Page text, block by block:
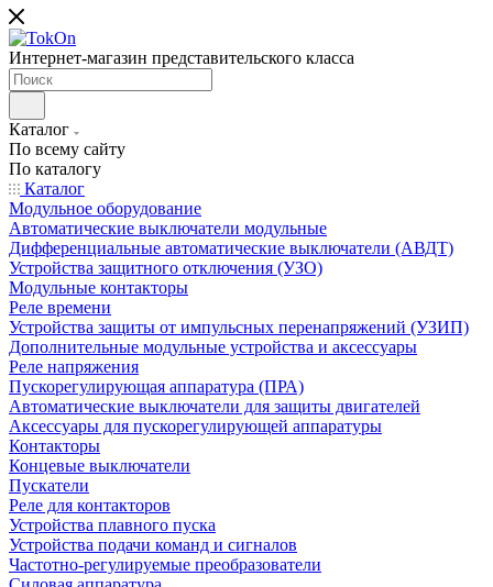
Интернет-магазин представительского класса
Каталог
По всему сайту
По каталогу
Каталог
Модульное оборудование
Автоматические выключатели модульные
Дифференциальные автоматические выключатели (АВДТ)
Устройства защитного отключения (УЗО)
Модульные контакторы
Реле времени
Устройства защиты от импульсных перенапряжений (УЗИП)
Дополнительные модульные устройства и аксессуары
Реле напряжения
Пускорегулирующая аппаратура (ПРА)
Автоматические выключатели для защиты двигателей
Аксессуары для пускорегулирующей аппаратуры
Контакторы
Концевые выключатели
Пускатели
Реле для контакторов
Устройства плавного пуска
Устройства подачи команд и сигналов
Частотно-регулируемые преобразователи